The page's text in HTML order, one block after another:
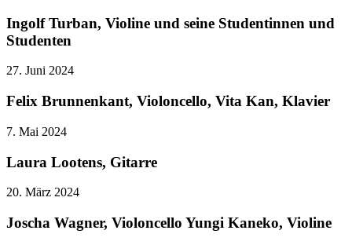
Ingolf Turban, Violine und seine Studentinnen und
Studenten
27. Juni 2024
Felix Brunnenkant, Violoncello, Vita Kan, Klavier
7. Mai 2024
Laura Lootens, Gitarre
20. März 2024
Joscha Wagner, Violoncello Yungi Kaneko, Violine